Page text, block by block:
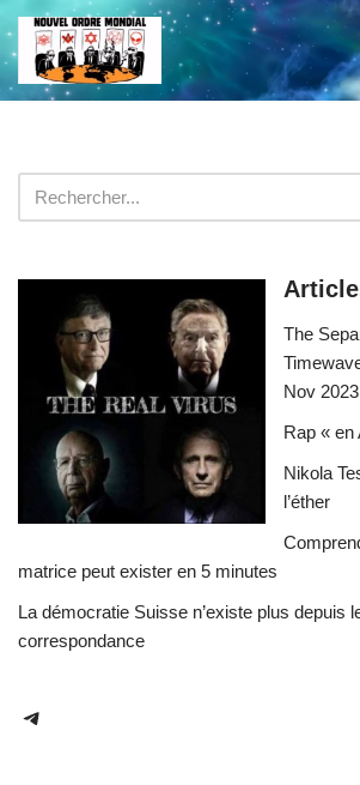
Aller
au
The
Nov 2023
Rap « en
Nikola
l’éther
matrice peut exister en 5 minutes
La démocratie Suisse n’existe plus depuis
correspondance